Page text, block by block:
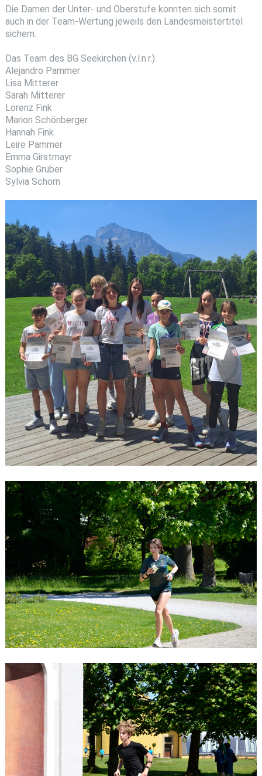
Die Damen der Unter- und Oberstufe konnten sich somit
auch in der Team-Wertung jeweils den Landesmeistertitel
sichern.
Das Team des BG Seekirchen (v.l.n.r.)
Alejandro Pammer
Lisa Mitterer
Sarah Mitterer
Lorenz Fink
Marion Schönberger
Hannah Fink
Leire Pammer
Emma Girstmayr
Sophie Gruber
Sylvia Schorn